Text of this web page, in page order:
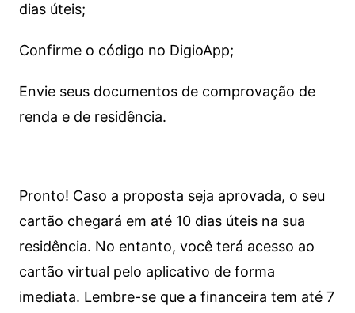
dias úteis;
Confirme o código no DigioApp;
Envie seus documentos de comprovação de
renda e de residência.
Pronto! Caso a proposta seja aprovada, o seu
cartão chegará em até 10 dias úteis na sua
residência. No entanto, você terá acesso ao
cartão virtual pelo aplicativo de forma
imediata. Lembre-se que a financeira tem até 7